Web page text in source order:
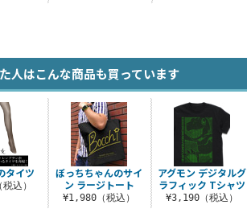
人はこんな商品も買っています
アグモン デジタルグ
ラフィック Tシャツ
¥3,190（税込）
タイツ
込）
ぼっちちゃんのサイ
ン ラージトート
¥1,980（税込）